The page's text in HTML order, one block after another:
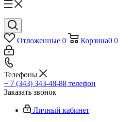
Отложенные 0 Корзина0 0
Телефоны
+ 7 (343) 343-48-88 телефон
Заказать звонок
Личный кабинет